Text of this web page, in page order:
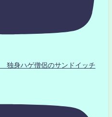
独身ハゲ僧侶のサンドイッチ